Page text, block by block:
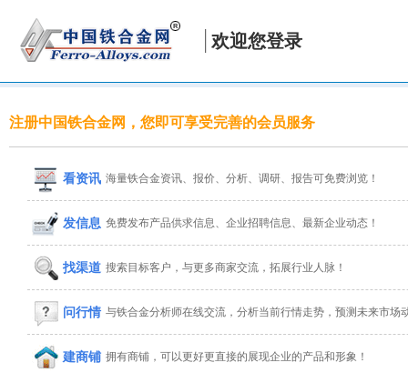
欢迎您登录
注册中国铁合金网，您即可享受完善的会员服务
看资讯 海量铁合金资讯、报价、分析、调研、报告可免费浏览！
发信息 免费发布产品供求信息、企业招聘信息、最新企业动态！
找渠道 搜索目标客户，与更多商家交流，拓展行业人脉！
问行情 与铁合金分析师在线交流，分析当前行情走势，预测未来市场
建商铺 拥有商铺，可以更好更直接的展现企业的产品和形象！